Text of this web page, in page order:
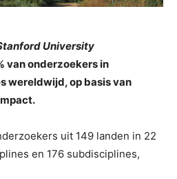
University
van onderzoekers in
wereldwijd, op basis van
uit 149 landen in 22
en 176 subdisciplines,